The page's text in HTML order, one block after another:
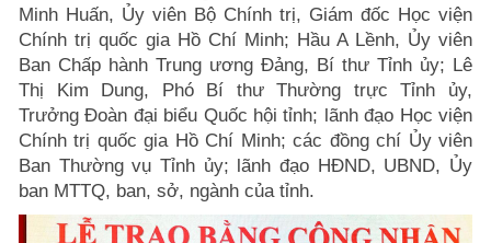
Minh Huấn, Ủy viên Bộ Chính trị, Giám đốc Học viện
Chính trị quốc gia Hồ Chí Minh; Hầu A Lềnh, Ủy viên
Ban Chấp hành Trung ương Đảng, Bí thư Tỉnh ủy; Lê
Thị Kim Dung, Phó Bí thư Thường trực Tỉnh ủy,
Trưởng Đoàn đại biểu Quốc hội tỉnh; lãnh đạo Học viện
Chính trị quốc gia Hồ Chí Minh; các đồng chí Ủy viên
Ban Thường vụ Tỉnh ủy; lãnh đạo HĐND, UBND, Ủy
ban MTTQ, ban, sở, ngành của tỉnh.